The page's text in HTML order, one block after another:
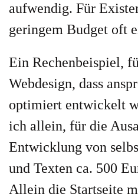
aufwendig. Für
geringem Budget oft
Ein Rechenbeispiel,
Webdesign, dass
optimiert entwickelt
ich allein, für die
Entwicklung von
und Texten ca. 500
Allein die Startseite